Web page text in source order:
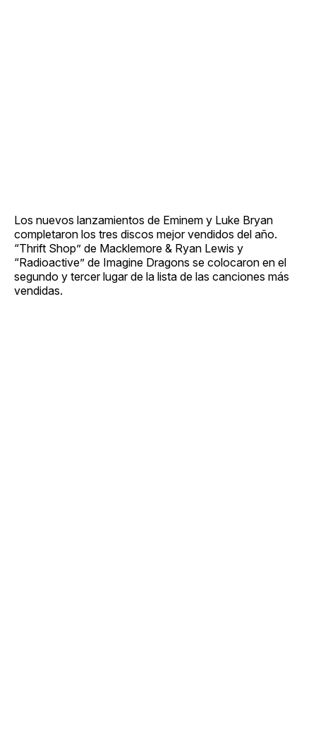
Los nuevos lanzamientos de Eminem y Luke Bryan
completaron los tres discos mejor vendidos del año.
“Thrift Shop” de Macklemore & Ryan Lewis y
“Radioactive” de Imagine Dragons se colocaron en el
segundo y tercer lugar de la lista de las canciones más
vendidas.